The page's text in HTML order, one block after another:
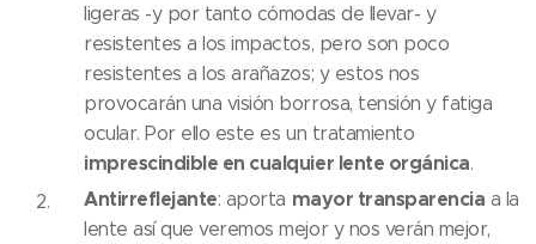
ligeras -y por tanto cómodas de llevar- y
resistentes a los impactos, pero son poco
resistentes a los arañazos; y estos nos
provocarán una visión borrosa, tensión y fatiga
ocular. Por ello este es un tratamiento
imprescindible en cualquier lente orgánica.
Antirreflejante: aporta mayor transparencia a la
lente así que veremos mejor y nos verán mejor,